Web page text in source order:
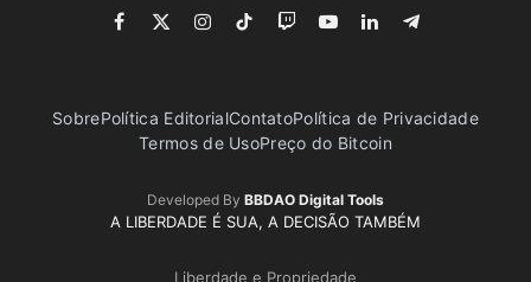
Facebook
X
Instagram
TikTokTwitchYouTubeLinkedInTelegram
SobrePolítica EditorialContatoPolítica de Privacidade
Termos de UsoPreço do Bitcoin
Developed By BBDAO Digital Tools
A LIBERDADE É SUA, A DECISÃO TAMBÉM
Liberdade e Propriedade